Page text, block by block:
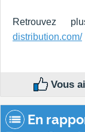
Retrouvez
distribution.com/
Vous
En